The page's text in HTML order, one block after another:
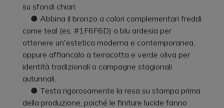
su sfondi chiari.
● Abbina il bronzo a colori complementari freddi
come teal (es. #1F6F6D) o blu ardesia per
ottenere un'estetica moderna e contemporanea,
oppure affiancalo a terracotta e verde oliva per
identità tradizionali o campagne stagionali
autunnali.
● Testa rigorosamente la resa su stampa prima
della produzione, poiché le finiture lucide fanno